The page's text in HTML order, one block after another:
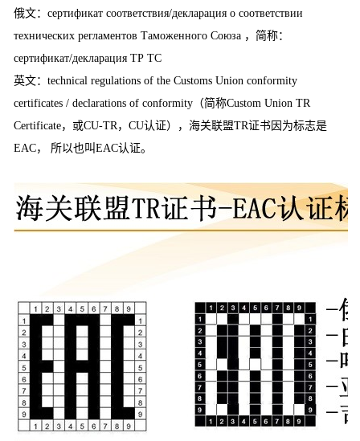
俄文：сертификат соответствия/декларация о соответствии
технических регламентов Таможенного Союза ，简称：
сертификат/декларация ТР TC
英文：technical regulations of the Customs Union conformity
certificates / declarations of conformity（简称Custom Union TR
Certificate，或CU-TR，CU认证），海关联盟TR证书因为标志是
EAC， 所以也叫EAC认证。